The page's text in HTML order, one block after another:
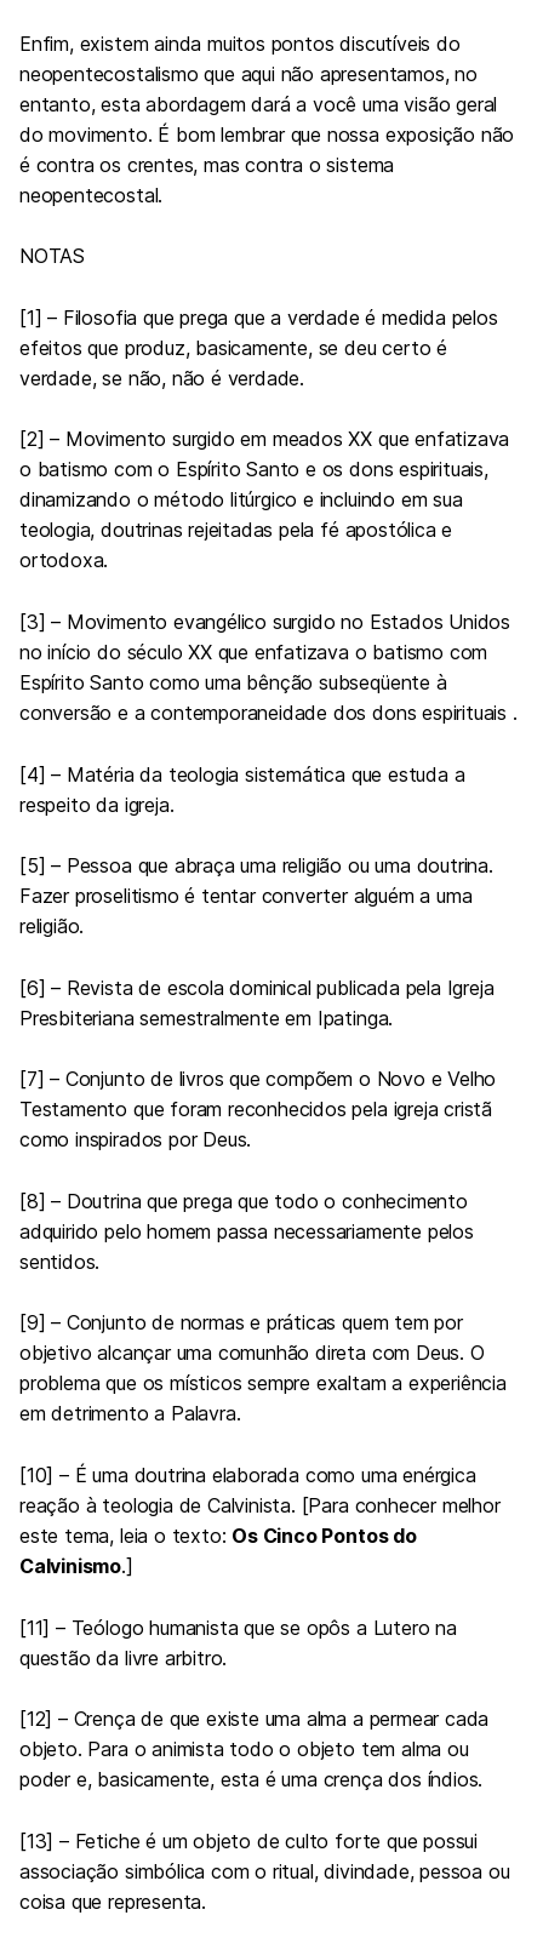
Enfim, existem ainda muitos pontos discutíveis do
neopentecostalismo que aqui não apresentamos, no
entanto, esta abordagem dará a você uma visão geral
do movimento. É bom lembrar que nossa exposição não
é contra os crentes, mas contra o sistema
neopentecostal.
NOTAS
[1] – Filosofia que prega que a verdade é medida pelos
efeitos que produz, basicamente, se deu certo é
verdade, se não, não é verdade.
[2] – Movimento surgido em meados XX que enfatizava
o batismo com o Espírito Santo e os dons espirituais,
dinamizando o método litúrgico e incluindo em sua
teologia, doutrinas rejeitadas pela fé apostólica e
ortodoxa.
[3] – Movimento evangélico surgido no Estados Unidos
no início do século XX que enfatizava o batismo com
Espírito Santo como uma bênção subseqüente à
conversão e a contemporaneidade dos dons espirituais .
[4] – Matéria da teologia sistemática que estuda a
respeito da igreja.
[5] – Pessoa que abraça uma religião ou uma doutrina.
Fazer proselitismo é tentar converter alguém a uma
religião.
[6] – Revista de escola dominical publicada pela Igreja
Presbiteriana semestralmente em Ipatinga.
[7] – Conjunto de livros que compõem o Novo e Velho
Testamento que foram reconhecidos pela igreja cristã
como inspirados por Deus.
[8] – Doutrina que prega que todo o conhecimento
adquirido pelo homem passa necessariamente pelos
sentidos.
[9] – Conjunto de normas e práticas quem tem por
objetivo alcançar uma comunhão direta com Deus. O
problema que os místicos sempre exaltam a experiência
em detrimento a Palavra.
[10] – É uma doutrina elaborada como uma enérgica
reação à teologia de Calvinista. [Para conhecer melhor
este tema, leia o texto: Os Cinco Pontos do
Calvinismo.]
[11] – Teólogo humanista que se opôs a Lutero na
questão da livre arbitro.
[12] – Crença de que existe uma alma a permear cada
objeto. Para o animista todo o objeto tem alma ou
poder e, basicamente, esta é uma crença dos índios.
[13] – Fetiche é um objeto de culto forte que possui
associação simbólica com o ritual, divindade, pessoa ou
coisa que representa.